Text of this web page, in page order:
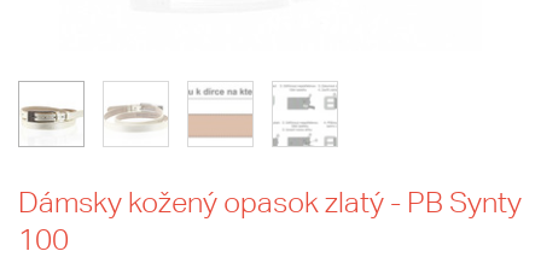
Dámsky kožený opasok zlatý - PB Synty
100